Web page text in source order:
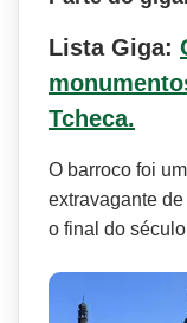
Lista Giga:
Tcheca.
O barroco foi
extravagante
o final do